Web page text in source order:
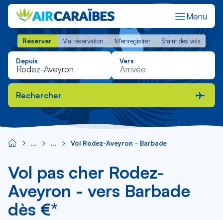
Menu
Réserver Ma réservation M'enregistrer Statut des vols
Réserver Ma réservation M'enregistrer Statut des vols
Depuis Vers
Rechercher
Vol Rodez-Aveyron - Barbade
Vol pas cher Rodez-
Aveyron - vers Barbade
dès €*